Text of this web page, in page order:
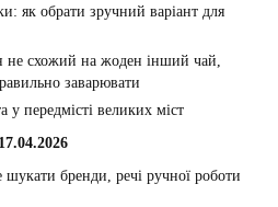
як обрати зручний варіант для
не схожий на жоден інший чай,
заварювати
у передмісті великих міст
17.04.2026
бренди, речі ручної роботи